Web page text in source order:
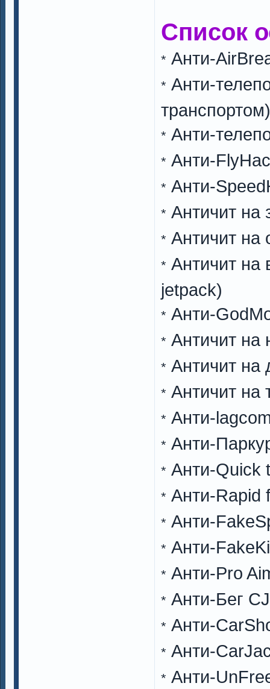
Список
* Анти-
* Анти-
транспортом)
* Анти-
* Анти-
* Анти-
* Античит на
* Античит на
* Античит на
jetpack)
* Анти-
* Античит на
* Античит на
* Античит на
* Анти-
* Анти-
* Анти-Quick
* Анти-Rapid
* Анти-
* Анти-
* Анти-Pro
* Анти-Бег CJ
* Анти-
* Анти-
* Анти-